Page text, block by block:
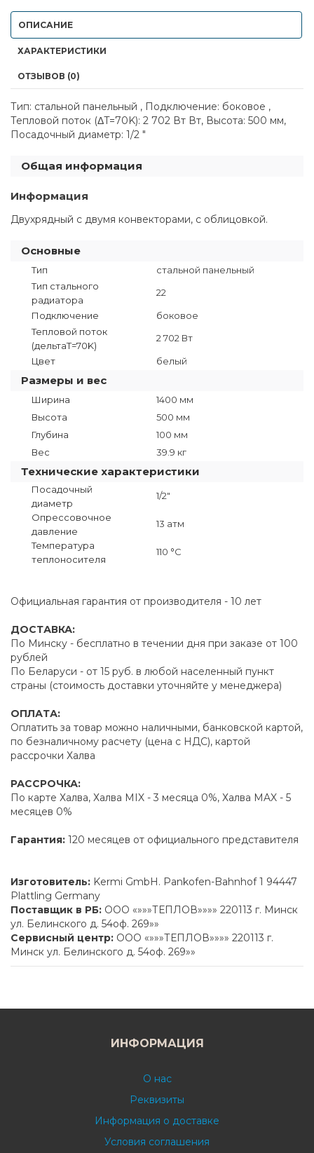
ОПИСАНИЕ
ХАРАКТЕРИСТИКИ
ОТЗЫВОВ (0)
Тип: стальной панельный , Подключение: боковое ,
Тепловой поток (ΔT=70K): 2 702 Вт Вт, Высота: 500 мм,
Посадочный диаметр: 1/2 "
Общая информация
Информация
Двухрядный с двумя конвекторами, с облицовкой.
Основные
Тип
стальной панельный
Тип стального
радиатора
22
Подключение
боковое
Тепловой поток
(дельтаT=70K)
2 702 Вт
Цвет белый
Размеры и вес
Ширина
1400 мм
Высота
500 мм
Глубина
100 мм
Вес
39.9 кг
Технические характеристики
Посадочный
диаметр
1/2"
Опрессовочное
давление
13 атм
Температура
теплоносителя
110 °C
Официальная гарантия от производителя - 10 лет
ДОСТАВКА:
По Минску - бесплатно в течении дня при заказе от 100
рублей
По Беларуси - от 15 руб. в любой населенный пункт
страны (стоимость доставки уточняйте у менеджера)
ОПЛАТА:
Оплатить за товар можно наличными, банковской картой,
по безналичному расчету (цена с НДС), картой
рассрочки Халва
РАССРОЧКА:
По карте Халва, Халва MIX - 3 месяца 0%, Халва MAX - 5
месяцев 0%
Гарантия: 120 месяцев от официального представителя
Изготовитель: Kermi GmbH. Pankofen-Bahnhof 1 94447
Plattling Germany
Поставщик в РБ: ООО «»»»ТЕПЛОВ»»»» 220113 г. Минск
ул. Белинского д. 54оф. 269»»
Сервисный центр: ООО «»»»ТЕПЛОВ»»»» 220113 г.
Минск ул. Белинского д. 54оф. 269»»
ИНФОРМАЦИЯ
О нас
Реквизиты
Информация о доставке
Условия соглашения